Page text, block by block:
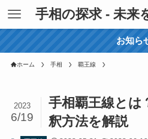
手相の探求 - 未来
お知ら
ホーム 手相 覇王線
手相覇王線とは
釈方法を解説
2023
6/19